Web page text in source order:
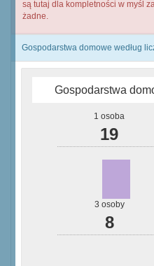
są tutaj dla kompletności w myśl
żadne.
Gospodarstwa domowe według
Gospodarstwa
1 osoba
19
3 osoby
8